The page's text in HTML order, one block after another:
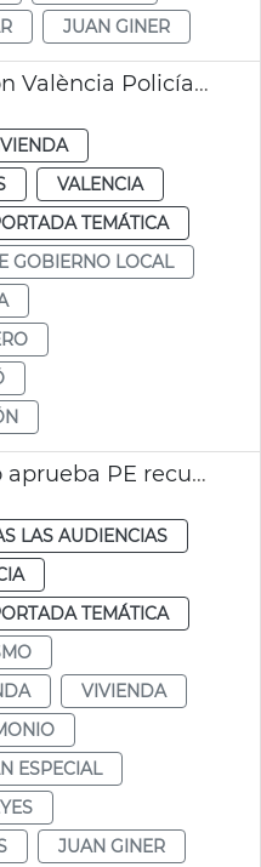
JUAN GINER
Oficina Antiocupación València Policía Local
VALENCIA
TEMÁTICA
GOBIERNO LOCAL
Comisión Urbanismo aprueba PE recuperación entorno San Miguel de los Reyes
LAS AUDIENCIAS
TEMÁTICA
VIVIENDA
ESPECIAL
JUAN GINER